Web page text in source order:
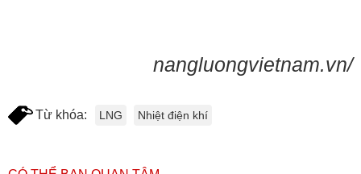
nangluongvietnam.vn/
Từ khóa: LNG Nhiệt điện khí